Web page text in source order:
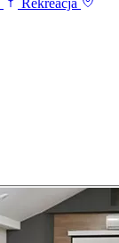
Rekreacja